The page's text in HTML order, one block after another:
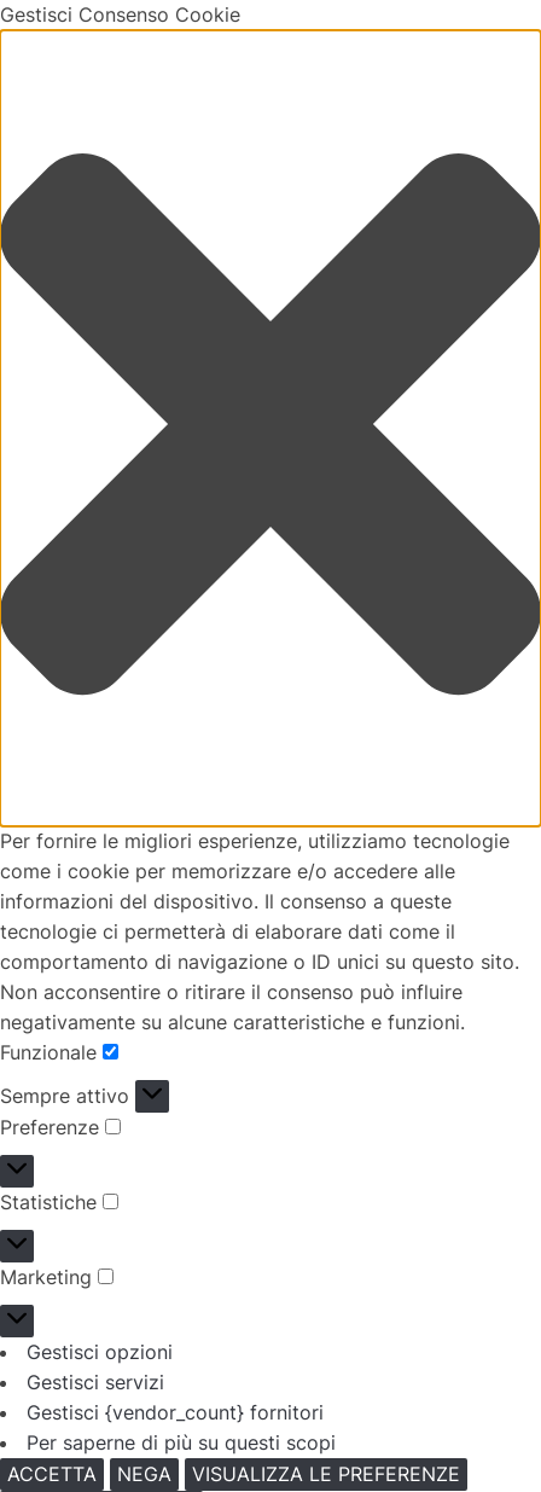
Gestisci Consenso Cookie
Per fornire le migliori esperienze, utilizziamo tecnologie
come i cookie per memorizzare e/o accedere alle
informazioni del dispositivo. Il consenso a queste
tecnologie ci permetterà di elaborare dati come il
comportamento di navigazione o ID unici su questo sito.
Non acconsentire o ritirare il consenso può influire
negativamente su alcune caratteristiche e funzioni.
Funzionale
Funzionale
Sempre attivo
Preferenze
Preferenze
Statistiche
Statistiche
Marketing
Marketing
Gestisci opzioni
Gestisci servizi
Gestisci {vendor_count} fornitori
Per saperne di più su questi scopi
ACCETTA
NEGA
VISUALIZZA LE PREFERENZE